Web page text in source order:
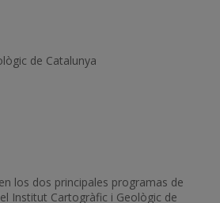
de Catalunya
los dos principales programas de
Institut Cartogràfic i Geològic de